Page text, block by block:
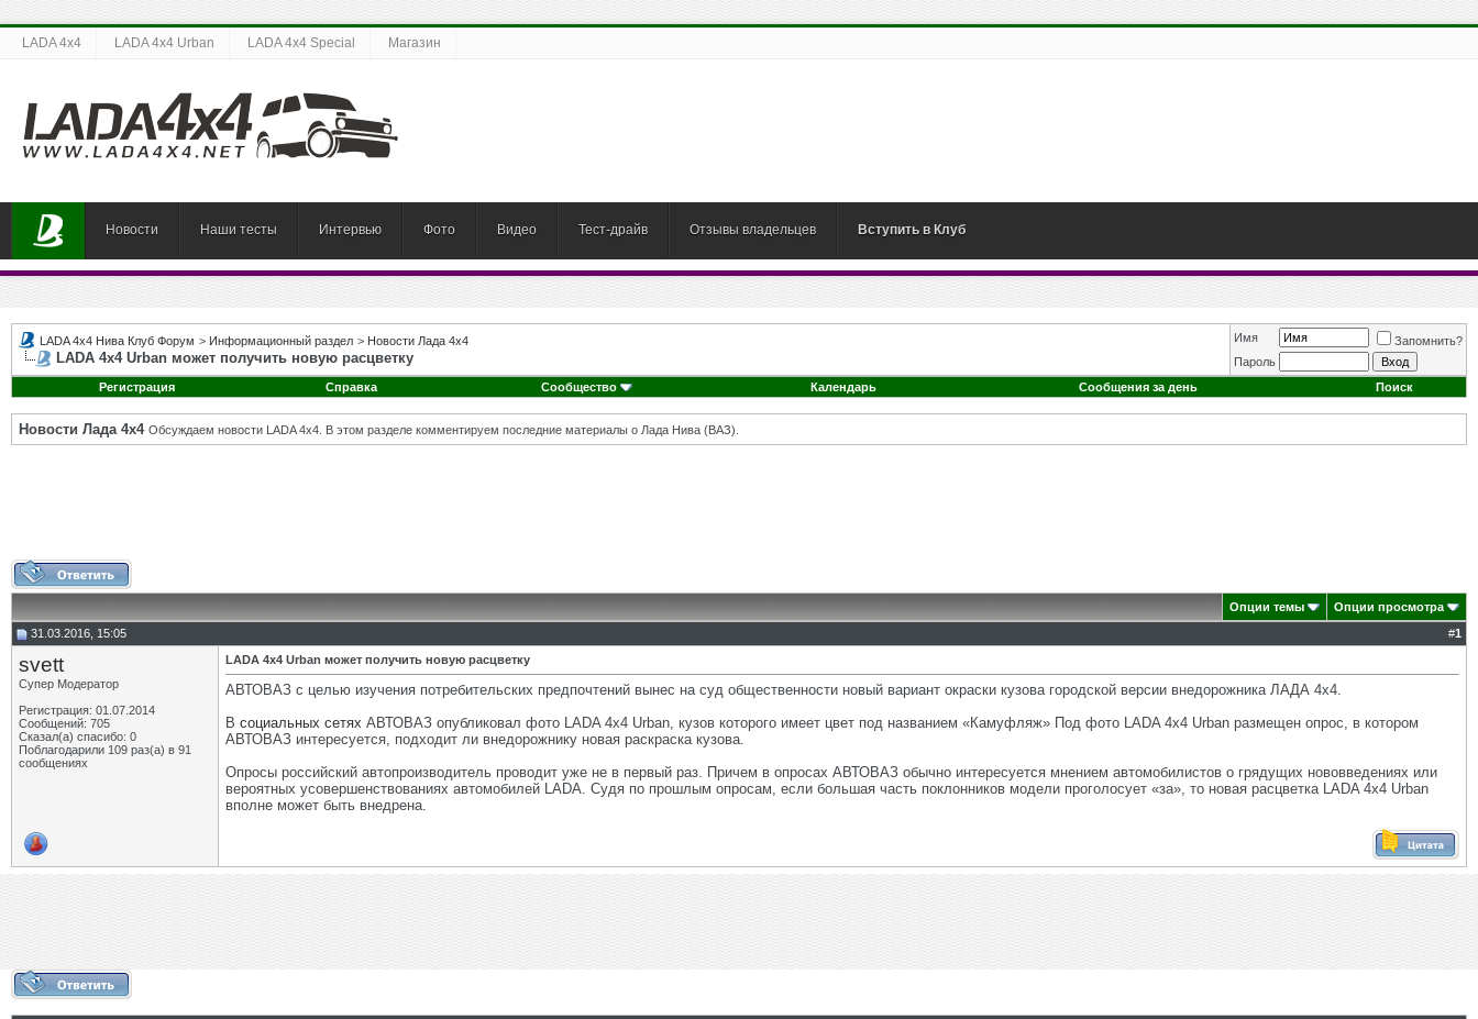
LADA 4x4 LADA 4x4 Urban LADA 4x4 Special Магазин
Новости Наши тесты Интервью Фото Видео Тест-драйв Отзывы владельцев Вступить в Клуб
LADA 4x4 Нива Клуб Форум > Информационный раздел > Новости Лада 4х4
LADA 4х4 Urban может получить новую расцветку
Имя
Запомнить?
Пароль
Регистрация
Справка Сообщество Календарь Сообщения за день Поиск
Новости Лада 4х4 Обсуждаем новости LADA 4x4. В этом разделе комментируем последние материалы о Лада Нива (ВАЗ).
Опции темы
Опции просмотра
31.03.2016, 15:05
#1
svett
Супер Модератор
Регистрация: 01.07.2014
Сообщений: 705
Сказал(а) спасибо: 0
Поблагодарили 109 раз(а) в 91
сообщениях
LADA 4х4 Urban может получить новую расцветку
АВТОВАЗ с целью изучения потребительских предпочтений вынес на суд общественности новый вариант окраски кузова городской версии внедорожника ЛАДА 4х4.
В социальных сетях АВТОВАЗ опубликовал фото LADA 4х4 Urban, кузов которого имеет цвет под названием «Камуфляж» Под фото LADA 4х4 Urban размещен опрос, в котором
АВТОВАЗ интересуется, подходит ли внедорожнику новая раскраска кузова.
Опросы российский автопроизводитель проводит уже не в первый раз. Причем в опросах АВТОВАЗ обычно интересуется мнением автомобилистов о грядущих нововведениях или
вероятных усовершенствованиях автомобилей LADA. Судя по прошлым опросам, если большая часть поклонников модели проголосует «за», то новая расцветка LADA 4х4 Urban
вполне может быть внедрена.